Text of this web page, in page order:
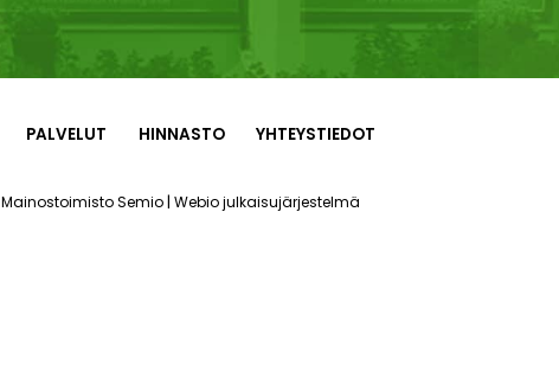
PALVELUT HINNASTO YHTEYSTIEDOT
Mainostoimisto Semio| Webio julkaisujärjestelmä